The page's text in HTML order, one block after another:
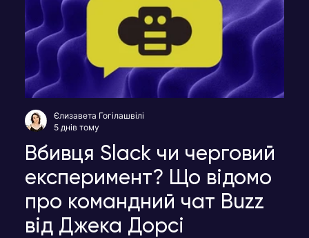
Вбивця Slack чи черговий
експеримент? Що відомо
про командний чат Buzz
від Джека Дорсі
Єлизавета Гогілашвілі
5 днів тому